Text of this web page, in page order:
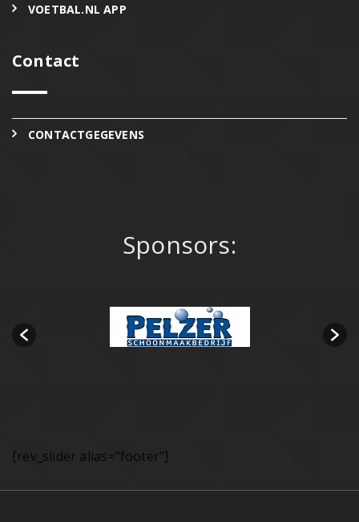
VOETBAL.NL APP
Contact
CONTACTGEGEVENS
Sponsors:
[rev_slider alias="footer"]